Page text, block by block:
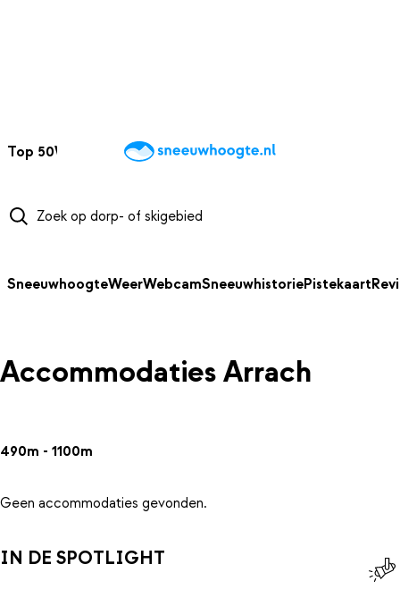
Top 50Webcams WintersportweerKaarten
SneeuwhoogteWeerWebcamSneeuwhistoriePistekaart
Accommodaties Arrach
490m - 1100m
Geen accommodaties gevonden.
IN DE SPOTLIGHT